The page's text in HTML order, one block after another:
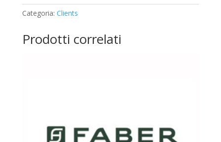
Categoria: Clients
Prodotti correlati